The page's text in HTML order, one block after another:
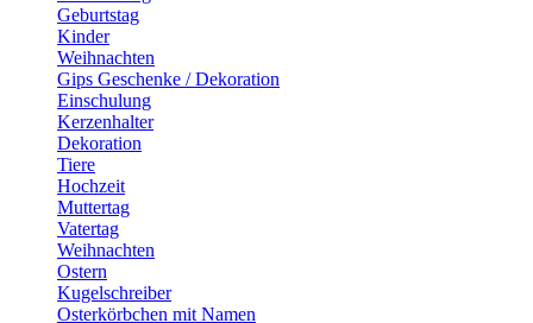
Geburtstag
Kinder
Weihnachten
Gips Geschenke / Dekoration
Einschulung
Kerzenhalter
Dekoration
Tiere
Hochzeit
Muttertag
Vatertag
Weihnachten
Ostern
Kugelschreiber
Osterkörbchen mit Namen